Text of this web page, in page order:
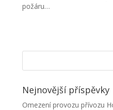
požáru…
Nejnovější příspěvky
Omezení provozu přívozu